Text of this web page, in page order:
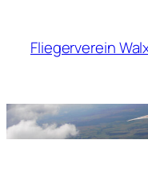
springen
Fliegerverein